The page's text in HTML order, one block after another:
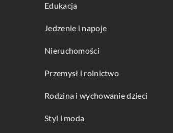
Edukacja
Jedzenie i napoje
Nieruchomości
Przemysł i rolnictwo
Rodzina i wychowanie dzieci
Styl i moda